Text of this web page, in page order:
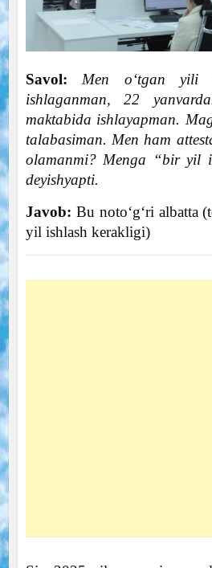
Savol:
Men o‘tgan yili
ishlaganman, 22
maktabida ishlayapman.
talabasiman. Men ham
olamanmi? Menga “bir yil
deyishyapti.
Javob: Bu noto‘g‘ri albatta
yil ishlash kerakligi)